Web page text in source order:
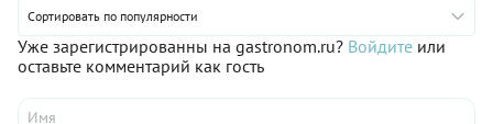
Сортировать по популярности
Уже зарегистрированны на gastronom.ru? Войдите или
оставьте комментарий как гость